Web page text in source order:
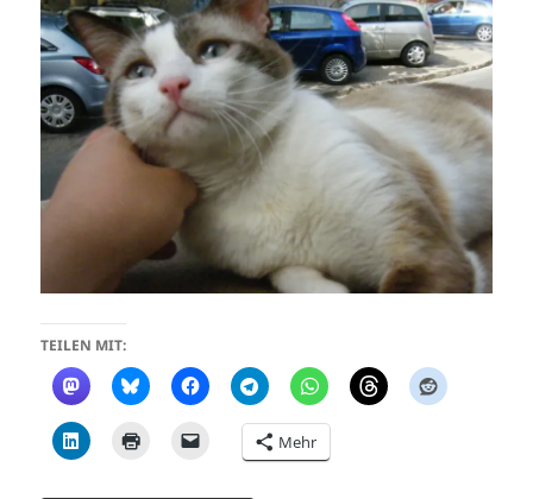
TEILEN MIT:
Mehr